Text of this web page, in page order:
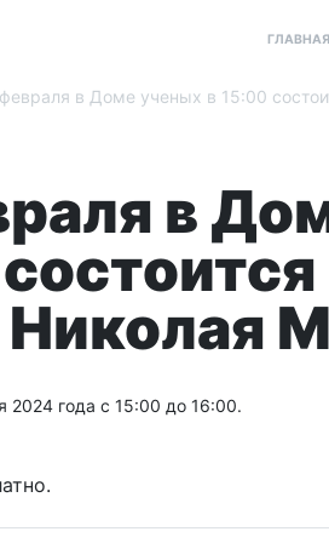
ГЛАВНАЯ
в Доме ученых в 15:00
в
Николая
2024 года с 15:00 до 16:00.